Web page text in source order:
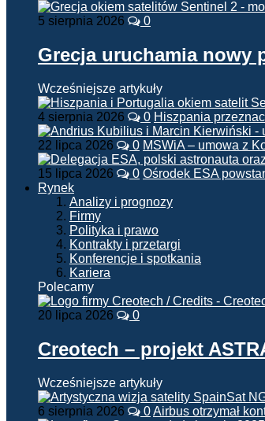
5 sierpnia 2026 0
Grecja uruchamia nowy
Wcześniejsze artykuły
4 sierpnia 2026 0 Hiszpania
22 lipca 2026 0 MSWiA – umowa z
15 lipca 2026 0 Ośrodek ESA
Rynek
Analizy i prognozy
Firmy
Polityka i prawo
Kontrakty i przetargi
Konferencje i spotkania
Kariera
Polecamy
20 lipca 2026 0
Creotech – projekt
Wcześniejsze artykuły
6 sierpnia 2026 0Airbus otrzymał